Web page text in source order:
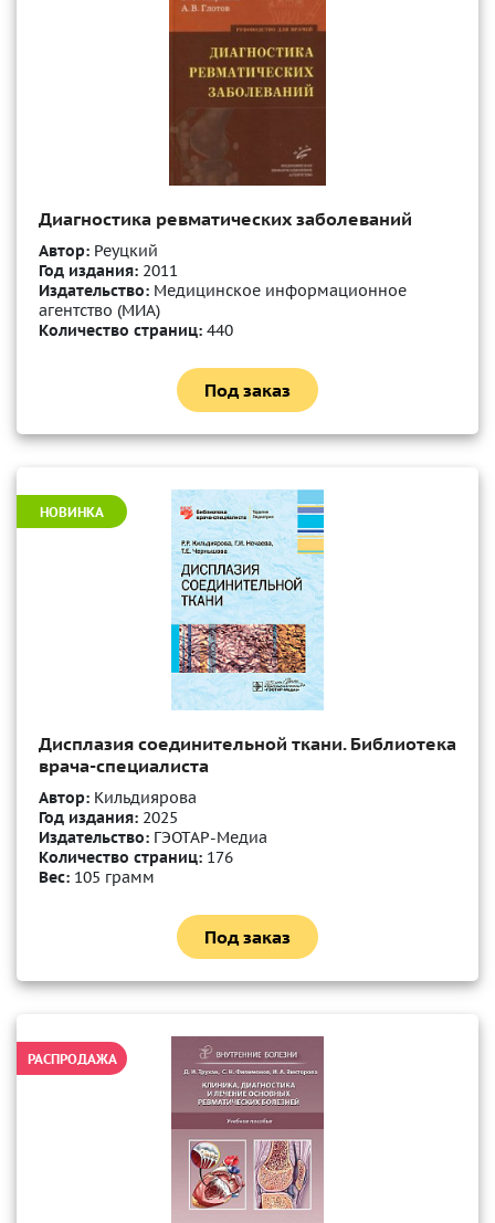
Диагностика ревматических заболеваний
Автор: Реуцкий
Год издания: 2011
Издательство: Медицинское информационное
агентство (МИА)
Количество страниц: 440
Под заказ
НОВИНКА
Дисплазия соединительной ткани. Библиотека
врача-специалиста
Автор: Кильдиярова
Год издания: 2025
Издательство: ГЭОТАР-Медиа
Количество страниц: 176
Вес: 105 грамм
Под заказ
РАСПРОДАЖА